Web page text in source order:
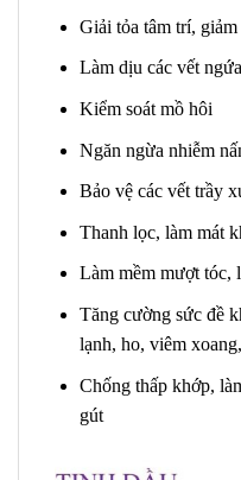
Giải tỏa tâm trí, giảm
Làm dịu các vết ngứa
Kiểm soát mồ hôi
Ngăn ngừa nhiễm
Bảo vệ các vết trầy
Thanh lọc, làm mát
Làm mềm mượt tóc,
Tăng cường sức đề
lạnh, ho, viêm
Chống thấp khớp,
gút